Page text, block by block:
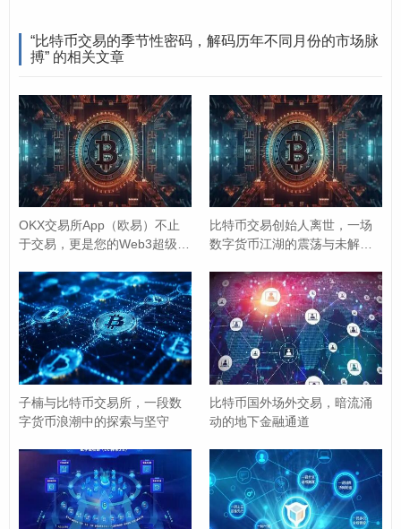
夏季是比特币市场情绪最为复杂的季节，充满了狂热、获
利了结与深度回调的交织。
6月：牛市的“加速期” 进入6月，减半的利好效应持续
发酵，市场情绪达到高潮，比特币价格往往会走出凌
厉的上涨行情，屡创新高，主流媒体的头条报道、社
交媒体上的热议、以及“币圈圈外”资金的涌入，共同构
成了夏季的繁荣景象,过热的市场也积累了巨大的风
险。
7月：获利盘的“集中兑现”
正所谓“会买的是徒弟，会
卖的是师傅”，在经历了6月的疯狂上涨后，许多早期投
资者和交易员会选择在7月进行获利了结，这会导致市
场出现明显的回调或盘整，历史上，7月出现“高位震
荡”或“深度回调”的案例屡见不鲜，对于短线交易者而
言,这是考验市场时机把握能力的月份。
8月：“死亡交叉”的阴影？
8月有时被称为“魔鬼之
月”，市场情绪较为脆弱，夏季的流动性相对较低，大
额交易容易引发价格剧烈波动，一些技术分析者会警
“比特币交易的季节性密码，解码历年不同月份的市场脉
搏” 的相关文章
OKX交易所App（欧易）不止
于交易，更是您的Web3超级入
比特币交易创始人离世，一场
数字货币江湖的震荡与未解之
子楠与比特币交易所，一段数
字货币浪潮中的探索与坚守
比特币国外场外交易，暗流涌
动的地下金融通道